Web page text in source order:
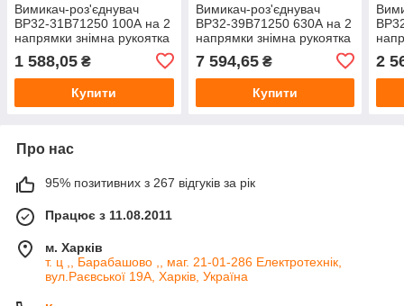
Вимикач-роз'єднувач
ВР32-31B71250 100А на 2
напрямки знімна рукоятка
1 588,05 ₴
Купити
Вимикач-роз'єднувач
ВР32-39B71250 630А на 2
напрямки знімна рукоятка
7 594,65₴
Купити
2
Про нас
95% позитивних з 267 відгуків за рік
Працює з 11.08.2011
м. Харків
т. ц ,, Барабашово ,, маг. 21-01-286 Електротехнік,
вул.Раєвської 19А, Харків, Україна